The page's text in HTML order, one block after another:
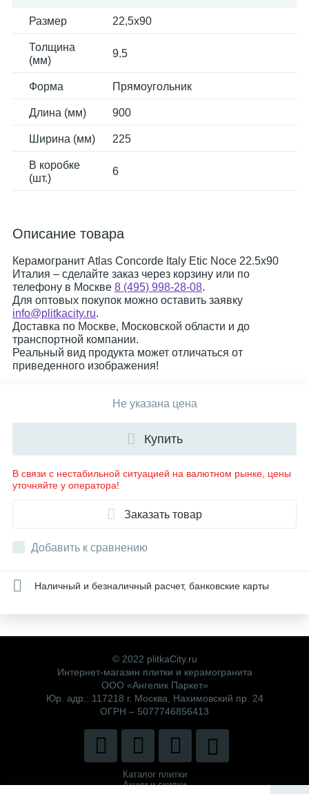
Размер 22,5x90
Толщина
(мм)
9.5
Форма Прямоугольник
Длина (мм) 900
Ширина (мм) 225
В коробке
(шт.)
6
Описание товара
Керамогранит Atlas Concorde Italy Etic Noce 22.5x90
Италия – сделайте заказ через корзину или по
телефону в Москве 8 (495) 998-28-08.
Для оптовых покупок можно оставить заявку
info@plitkacity.ru.
Доставка по Москве, Московской области и до
транспортной компании.
Реальный вид продукта может отличаться от
приведенного изображения!
Не указана цена
Купить
В связи с нестабильной ситуацией на валютном рынке, цены
уточняйте у оператора!
Заказать товар
Добавить к сравнению
Наличный и безналичный расчет, банковские карты
© 2022 plitkaCity.ru
Интернет-магазин плитки и керамогранита
ООО «Ангелик Паркет»
Юр. адр.: 117218 г. Москва, Нахимовский пр. 24
ОГРН – 5077746856413
Каталог плитки
Акции и скидки